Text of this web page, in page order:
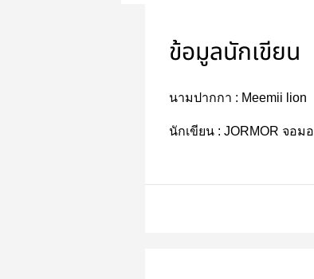
ข้อมูลนักเขียน
นามปากกา : Meemii​ lion
นักเขียน : JORMOR จอมอ